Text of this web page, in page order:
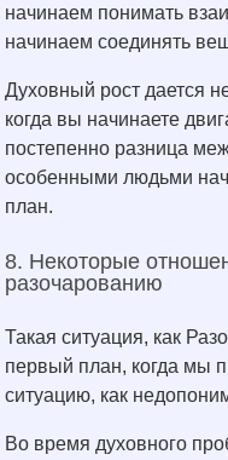
начинаем понимать
начинаем соединять
Духовный рост дается
когда вы начинаете
постепенно разница
особенными людьми
план.
8. Некоторые
разочарованию
Такая ситуация, как
первый план, когда мы
ситуацию, как
Во время духовного